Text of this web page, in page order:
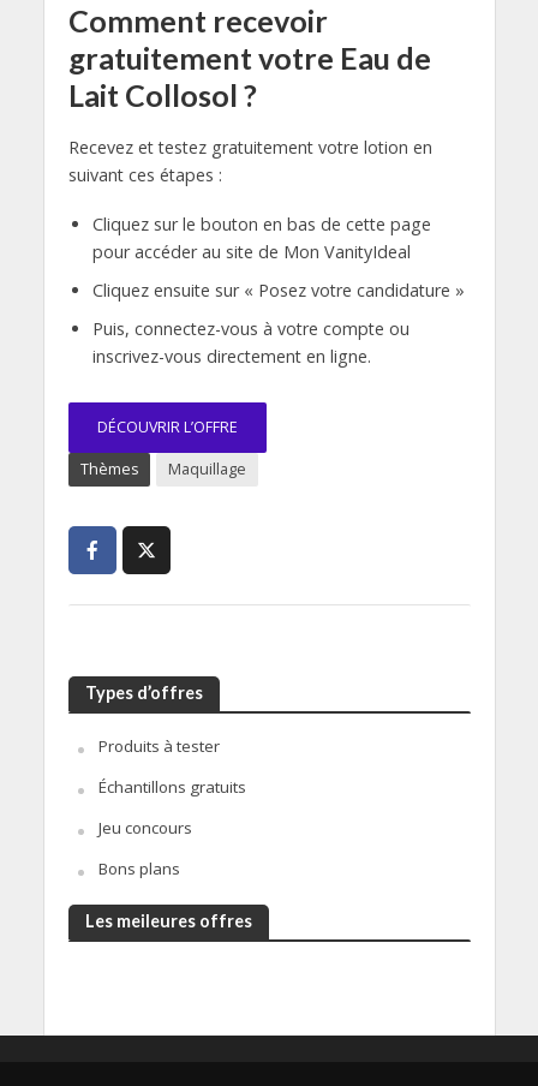
Comment recevoir
gratuitement votre Eau de
Lait Collosol ?
Recevez et testez gratuitement votre lotion en
suivant ces étapes :
Cliquez sur le bouton en bas de cette page
pour accéder au site de Mon VanityIdeal
Cliquez ensuite sur « Posez votre candidature »
Puis, connectez-vous à votre compte ou
inscrivez-vous directement en ligne.
DÉCOUVRIR L’OFFRE
Thèmes Maquillage
Types d’offres
Produits à tester
Échantillons gratuits
Jeu concours
Bons plans
Les meileures offres